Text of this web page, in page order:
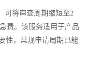
将审查周期缩短至2
费。该服务适用于产品
性，常规申请周期已能